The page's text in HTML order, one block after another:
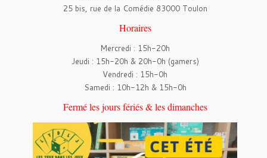
25 bis, rue de la Comédie 83000 Toulon
Horaires
Mercredi : 15h-20h
Jeudi : 15h-20h & 20h-0h (gamers)
Vendredi : 15h-0h
Samedi : 10h-12h & 15h-0h
Fermé les jours fériés & les dimanches